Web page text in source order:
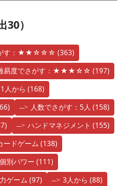
）
がす：★★☆☆☆ (363)
易度でさがす：★★★☆☆ (197)
1人から (168)
人数でさがす：5人 (158)
ハンドマネジメント (155)
ードゲーム (138)
個別パワー (111)
ゲーム (97) 3人から (88)